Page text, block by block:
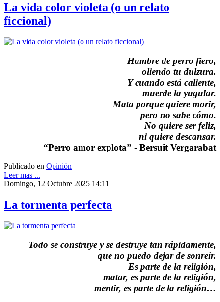
La vida color violeta (o un relato
ficcional)
Hambre de perro fiero,
oliendo tu dulzura.
Y cuando está caliente,
muerde la yugular.
Mata porque quiere morir,
pero no sabe cómo.
No quiere ser feliz,
ni quiere descansar.
“Perro amor explota” - Bersuit Vergarabat
Publicado en Opinión
Leer más ...
Domingo, 12 Octubre 2025 14:11
La tormenta perfecta
Todo se construye y se destruye tan rápidamente,
que no puedo dejar de sonreír.
Es parte de la religión,
matar, es parte de la religión,
mentir, es parte de la religión…